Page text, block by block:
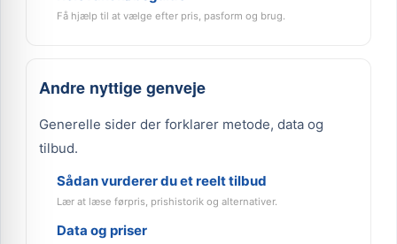
Få hjælp til at vælge efter pris, pasform og brug.
Andre nyttige genveje
Generelle sider der forklarer metode, data og
tilbud.
Sådan vurderer du et reelt tilbud
Lær at læse førpris, prishistorik og alternativer.
Data og priser